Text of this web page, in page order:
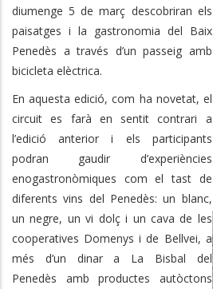
diumenge 5 de març descobriran els
paisatges i la gastronomia del Baix
Penedès a través d’un passeig amb
bicicleta elèctrica.
En aquesta edició, com ha novetat, el
circuit es farà en sentit contrari a
l’edició anterior i els participants
podran gaudir d’experiències
enogastronòmiques com el tast de
diferents vins del Penedès: un blanc,
un negre, un vi dolç i un cava de les
cooperatives Domenys i de Bellvei, a
més d’un dinar a La Bisbal del
Penedès amb productes autòctons